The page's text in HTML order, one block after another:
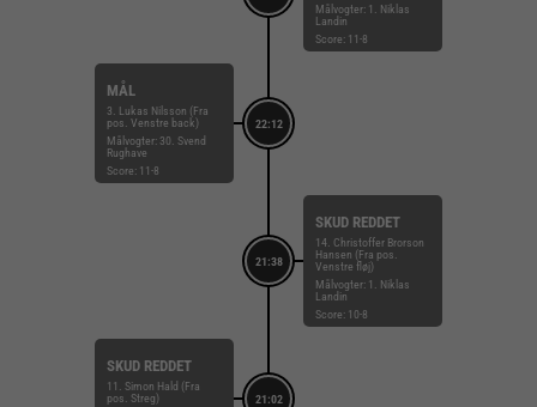
Målvogter: 1. Niklas
Landin
Score: 11-8
22:12
MÅL
3. Lukas Nilsson (Fra
pos. Venstre back)
Målvogter: 30. Svend
Rughave
Score: 11-8
21:38
SKUD REDDET
14. Christoffer Brorson
Hansen (Fra pos.
Venstre fløj)
Målvogter: 1. Niklas
Landin
Score: 10-8
21:02
SKUD REDDET
11. Simon Hald (Fra
pos. Streg)